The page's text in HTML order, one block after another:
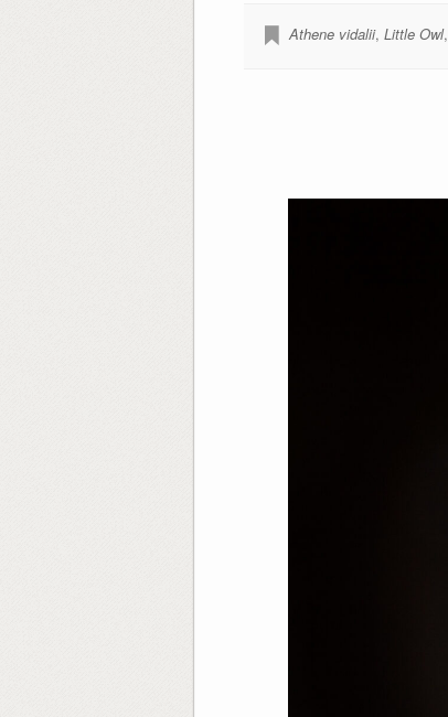
Athene vidalii, Little Owl,